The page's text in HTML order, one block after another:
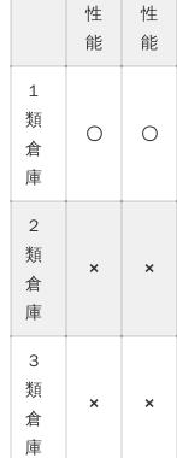
性
能
性
能
１
類
倉
庫
〇 〇
２
類
倉
庫
× ×
３
類
倉
庫
× ×